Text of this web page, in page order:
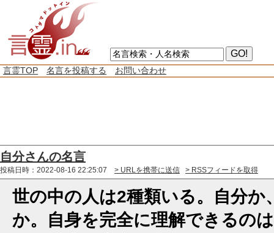
言霊TOP 名言を投稿する お問い合わせ
自分さんの名言
投稿日時：2022-08-16 22:25:07 > URLを携帯に送信 > RSSフィードを取得
世の中の人は2種類いる。自分か
か。自身を完全に理解できるの